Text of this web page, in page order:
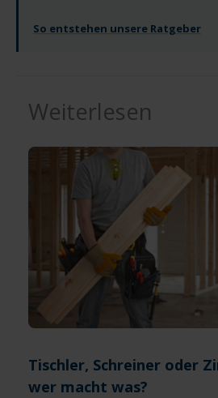
So entstehen unsere Ratgeber
Weiterlesen
Tischler, Schreiner oder
wer macht was?